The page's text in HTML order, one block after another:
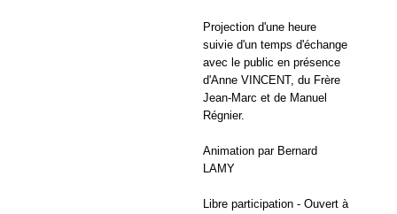
Projection d'une heure
suivie d'un temps d'échange
avec le public en présence
d'Anne VINCENT, du Frère
Jean-Marc et de Manuel
Régnier.
Animation par Bernard
LAMY
Libre participation - Ouvert à